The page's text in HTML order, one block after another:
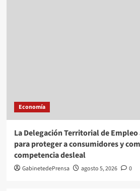
Economía
La Delegación Territorial de Empleo
para proteger a consumidores y
competencia desleal
GabinetedePrensa agosto 5, 2026 0